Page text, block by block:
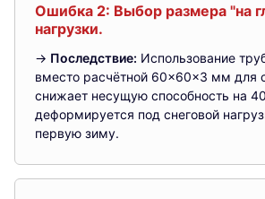
Ошибка 2: Выбор размера "на
нагрузки.
→ Последствие: Использование
вместо расчётной 60×60×3 мм для
снижает несущую способность на
деформируется под снеговой
первую зиму.